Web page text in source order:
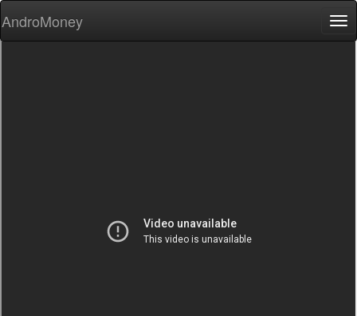
AndroMoney